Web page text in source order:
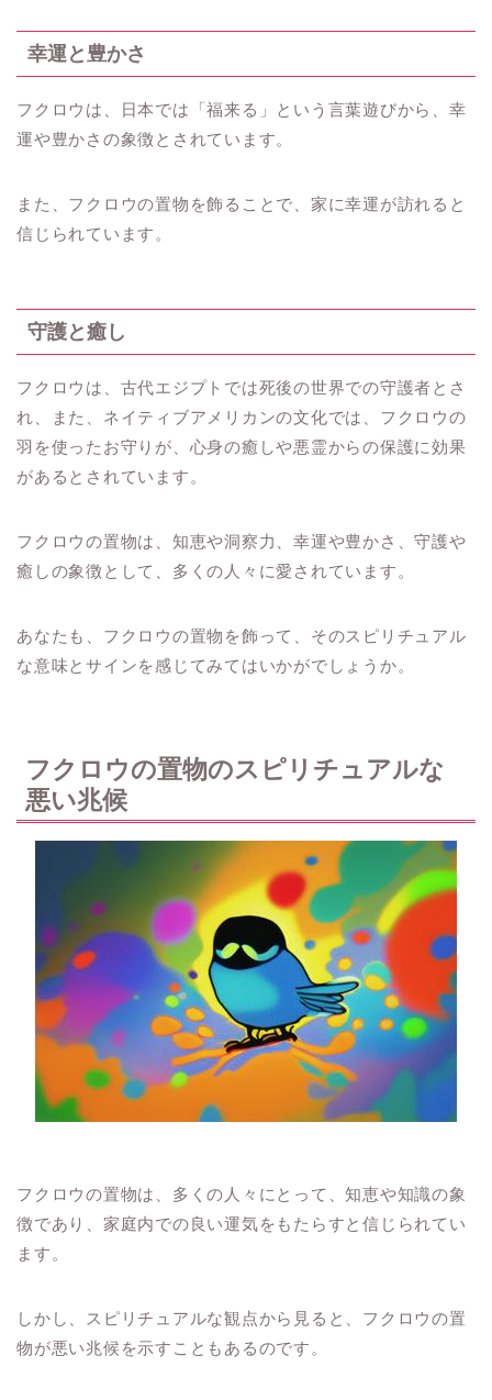
幸運と豊かさ
フクロウは、日本では「福来る」という言葉遊びから、幸
運や豊かさの象徴とされています。
また、フクロウの置物を飾ることで、家に幸運が訪れると
信じられています。
守護と癒し
フクロウは、古代エジプトでは死後の世界での守護者とさ
れ、また、ネイティブアメリカンの文化では、フクロウの
羽を使ったお守りが、心身の癒しや悪霊からの保護に効果
があるとされています。
フクロウの置物は、知恵や洞察力、幸運や豊かさ、守護や
癒しの象徴として、多くの人々に愛されています。
あなたも、フクロウの置物を飾って、そのスピリチュアル
な意味とサインを感じてみてはいかがでしょうか。
フクロウの置物のスピリチュアルな
悪い兆候
フクロウの置物は、多くの人々にとって、知恵や知識の象
徴であり、家庭内での良い運気をもたらすと信じられてい
ます。
しかし、スピリチュアルな観点から見ると、フクロウの置
物が悪い兆候を示すこともあるのです。